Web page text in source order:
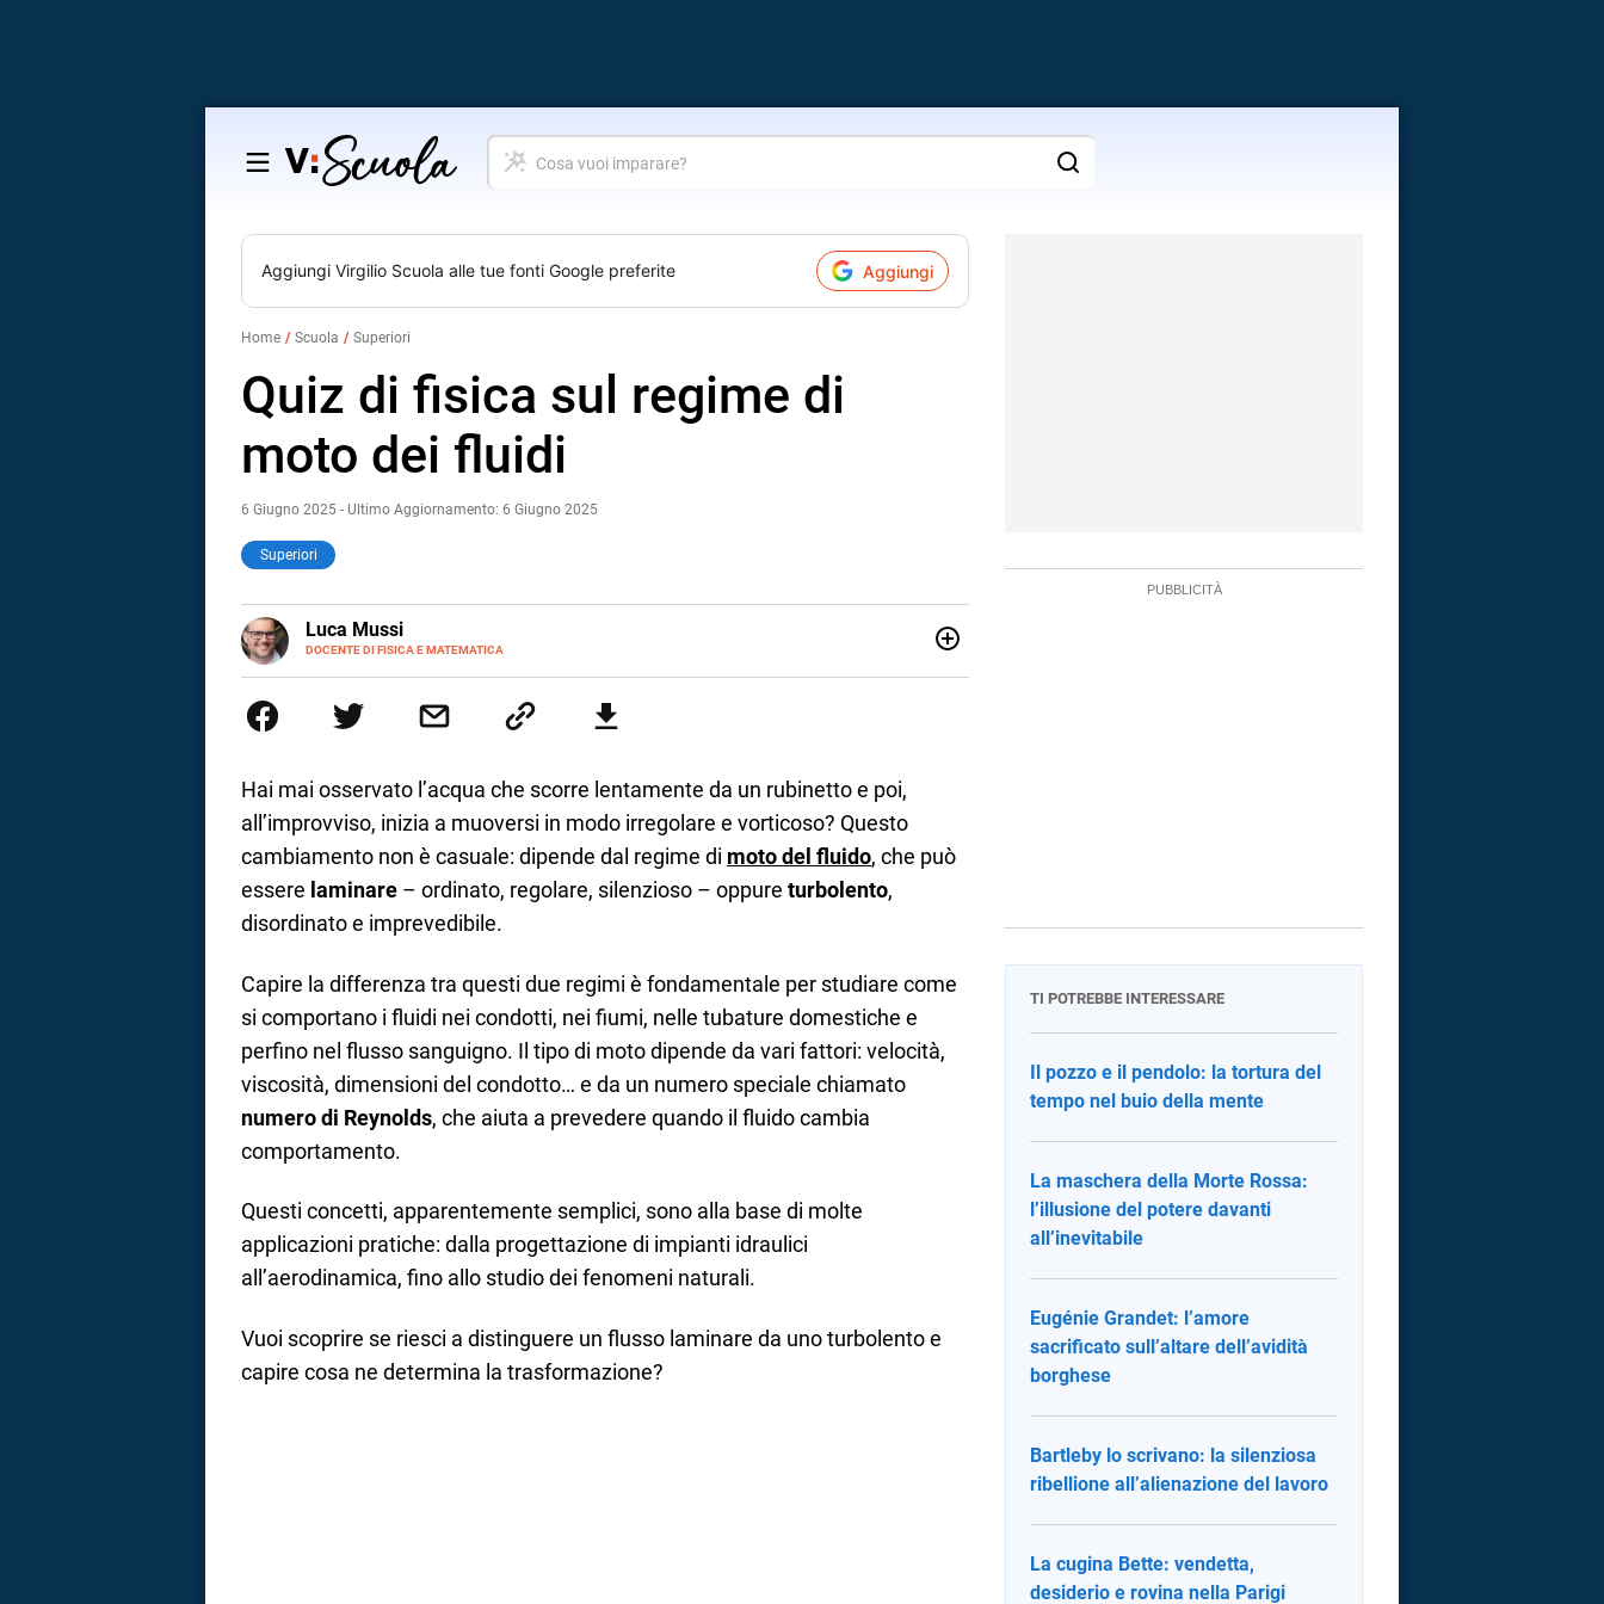
Salta
contenuto
Cosa
vuoi
Aggiungi Virgilio Scuola alle tue fonti Google preferite Aggiungi
Home Scuola Superiori
Quiz di fisica sul regime di
moto dei fluidi
6 Giugno 2025 - Ultimo Aggiornamento: 6 Giugno 2025
Superiori
Luca Mussi
DOCENTE DI FISICA E MATEMATICA
LINKEDIN
ALTRI
SITI
cucina, viaggi, e sport come rugby, basket e calcio. Curioso del futuro e sempre desideroso
Hai mai osservato l’acqua che scorre lentamente da un rubinetto e poi,
all’improvviso, inizia a muoversi in modo irregolare e vorticoso? Questo
cambiamento non è casuale: dipende dal regime di moto del fluido, che può
essere laminare – ordinato, regolare, silenzioso – oppure turbolento,
disordinato e imprevedibile.
Capire la differenza tra questi due regimi è fondamentale per studiare come
si comportano i fluidi nei condotti, nei fiumi, nelle tubature domestiche e
perfino nel flusso sanguigno. Il tipo di moto dipende da vari fattori: velocità,
viscosità, dimensioni del condotto… e da un numero speciale chiamato
numero di Reynolds, che aiuta a prevedere quando il fluido cambia
comportamento.
Questi concetti, apparentemente semplici, sono alla base di molte
applicazioni pratiche: dalla progettazione di impianti idraulici
all’aerodinamica, fino allo studio dei fenomeni naturali.
Vuoi scoprire se riesci a distinguere un flusso laminare da uno turbolento e
capire cosa ne determina la trasformazione?
TI POTREBBE INTERESSARE
Il pozzo e il pendolo: la tortura del
tempo nel buio della mente
La maschera della Morte Rossa:
l’illusione del potere davanti
all’inevitabile
Eugénie Grandet: l’amore
sacrificato sull’altare dell’avidità
borghese
Bartleby lo scrivano: la silenziosa
ribellione all’alienazione del lavoro
La cugina Bette: vendetta,
desiderio e rovina nella Parigi